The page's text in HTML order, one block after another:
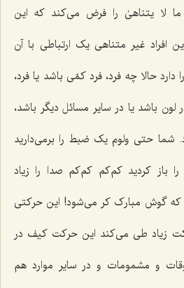
لا یتناهیٰ را فرض می‌کند که این
افراد غیر متناهی یک ارتباطی با آن
حالا چه فرد، فرد کمّی باشد یا فرد،
باشد یا در سایر مسائل دیگر باشد،
شما حتی ولوم یک ضبط را برمی‌دارید
باز کردید کم‌کم کم‌کم صدا را زیاد
که گوش مبارک کر می‌شود! این حرکتی
زیاد طی می‌کند این حرکت کیف در
و مشمومات و در سایر موارد هم